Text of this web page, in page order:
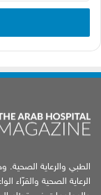
الإلكتروني
الطبي والرعاية
الرعاية الصحية والقرّاء